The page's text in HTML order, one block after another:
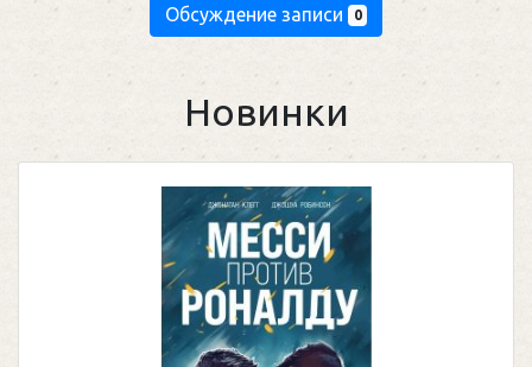
Обсуждение записи 0
Новинки